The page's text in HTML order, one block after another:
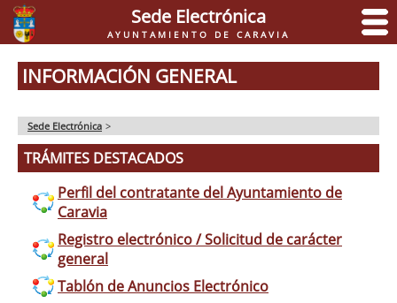
Sede Electrónica
AYUNTAMIENTO DE CARAVIA
INFORMACIÓN GENERAL
Sede Electrónica >
TRÁMITES DESTACADOS
Perfil del contratante del Ayuntamiento de
Caravia
Registro electrónico / Solicitud de carácter
general
Tablón de Anuncios Electrónico